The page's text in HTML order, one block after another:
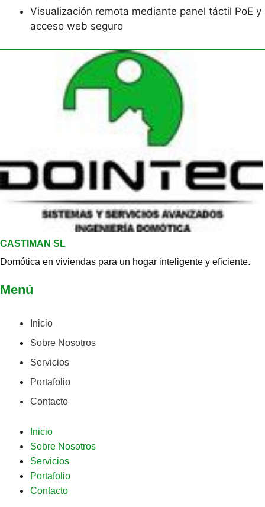
Visualización remota mediante panel táctil PoE y
acceso web seguro
CASTIMAN SL
Domótica en viviendas para un hogar inteligente y eficiente.
Menú
Inicio
Sobre Nosotros
Servicios
Portafolio
Contacto
Inicio
Sobre Nosotros
Servicios
Portafolio
Contacto